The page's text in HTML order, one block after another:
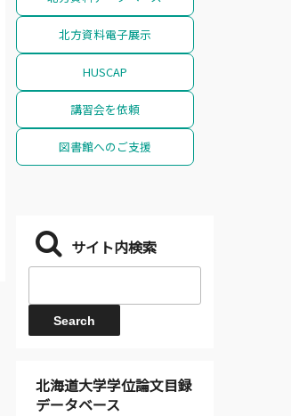
北方資料電子展示
HUSCAP
講習会を依頼
図書館へのご支援
サイト内検索
北海道大学学位論文目録
データベース